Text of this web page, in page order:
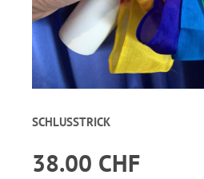
SCHLUSSTRICK
38.00 CHF